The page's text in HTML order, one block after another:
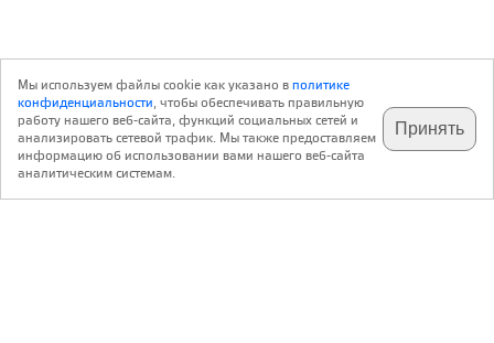
подпишитесь на наш
телеграм @archi_ru
✕
с 20 июля 1999 г.
Мы используем файлы cookie как указано вполитике
конфиденциальности, чтобы обеспечивать правильную
работу нашего веб-сайта, функций социальных сетей и
анализировать сетевой трафик. Мы также предоставляем
информацию об использовании вами нашего веб-сайта
аналитическим системам.
Принять